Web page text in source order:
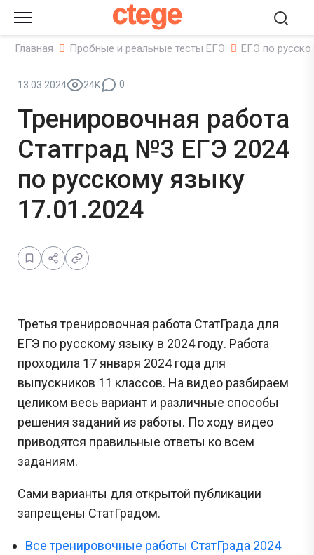
ctege
Главная Пробные и реальные тесты ЕГЭ ЕГЭ по
13.03.2024 24K 0
Тренировочная работа
Статград №3 ЕГЭ 2024
по русскому языку
17.01.2024
Третья тренировочная работа СтатГрада для
ЕГЭ по русскому языку в 2024 году. Работа
проходила 17 января 2024 года для
выпускников 11 классов. На видео разбираем
целиком весь вариант и различные способы
решения заданий из работы. По ходу видео
приводятся правильные ответы ко всем
заданиям.
Сами варианты для открытой публикации
запрещены СтатГрадом.
Все тренировочные работы СтатГрада 2024